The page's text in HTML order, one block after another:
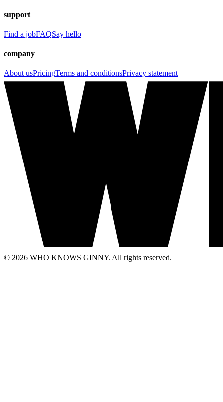
support
Find a jobFAQSay hello
company
About usPricingTerms and conditionsPrivacy statement
© 2026 WHO KNOWS GINNY. All rights reserved.